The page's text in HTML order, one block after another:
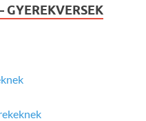
GYEREKVERSEK